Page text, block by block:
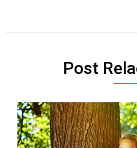
Post